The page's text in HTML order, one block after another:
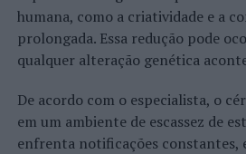
humana, como a criatividade e a
prolongada. Essa redução pode
qualquer alteração genética
De acordo com o especialista, o
em um ambiente de escassez de
enfrenta notificações constantes,